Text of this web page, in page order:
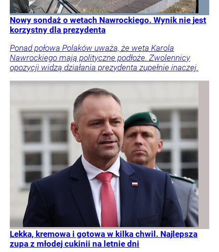
Nowy sondaż o wetach Nawrockiego. Wynik nie jest
korzystny dla prezydenta
Ponad połowa Polaków uważa, że weta Karola
Nawrockiego mają polityczne podłoże. Zwolennicy
opozycji widzą działania prezydenta zupełnie inaczej.
Lekka, kremowa i gotowa w kilka chwil. Najlepsza
zupa z młodej cukinii na letnie dni